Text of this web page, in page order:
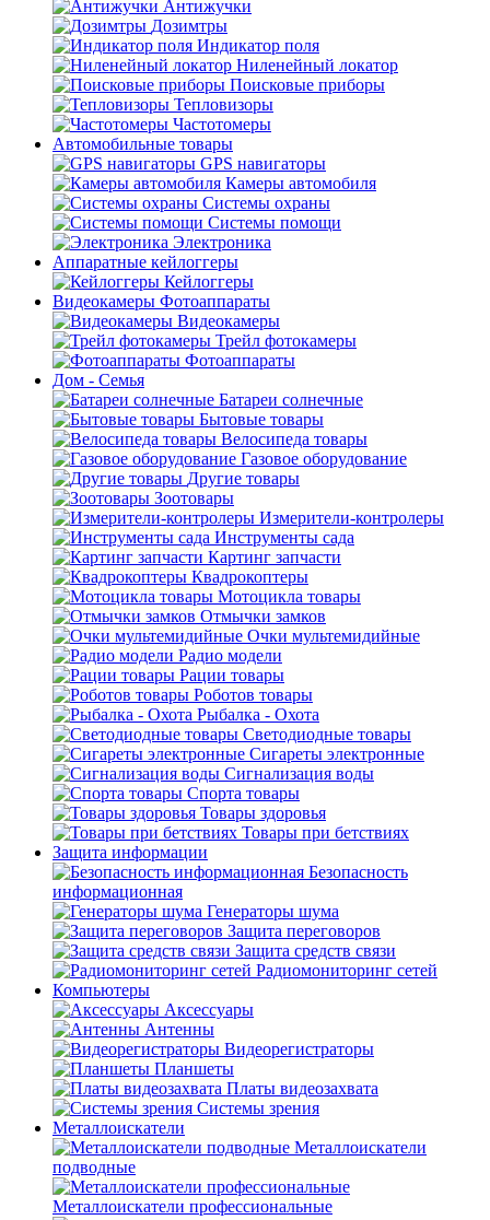
Антижучки
Дозимтры
Индикатор поля
Ниленейный локатор
Поисковые приборы
Тепловизоры
Частотомеры
Автомобильные товары
GPS навигаторы
Камеры автомобиля
Системы охраны
Системы помощи
Электроника
Аппаратные кейлоггеры
Кейлоггеры
Видеокамеры Фотоаппараты
Видеокамеры
Трейл фотокамеры
Фотоаппараты
Дом - Семья
Батареи солнечные
Бытовые товары
Велосипеда товары
Газовое оборудование
Другие товары
Зоотовары
Измерители-контролеры
Инструменты сада
Картинг запчасти
Квадрокоптеры
Мотоцикла товары
Отмычки замков
Очки мультемидийные
Радио модели
Рации товары
Роботов товары
Рыбалка - Охота
Светодиодные товары
Сигареты электронные
Сигнализация воды
Спорта товары
Товары здоровья
Товары при бетствиях
Защита информации
Безопасность
информационная
Генераторы шума
Защита переговоров
Защита средств связи
Радиомониторинг сетей
Компьютеры
Аксессуары
Антенны
Видеорегистраторы
Планшеты
Платы видеозахвата
Системы зрения
Металлоискатели
Металлоискатели
подводные
Металлоискатели профессиональные